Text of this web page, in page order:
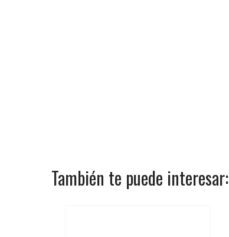
También te puede interesar: